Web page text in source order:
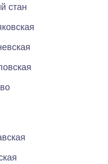
стан